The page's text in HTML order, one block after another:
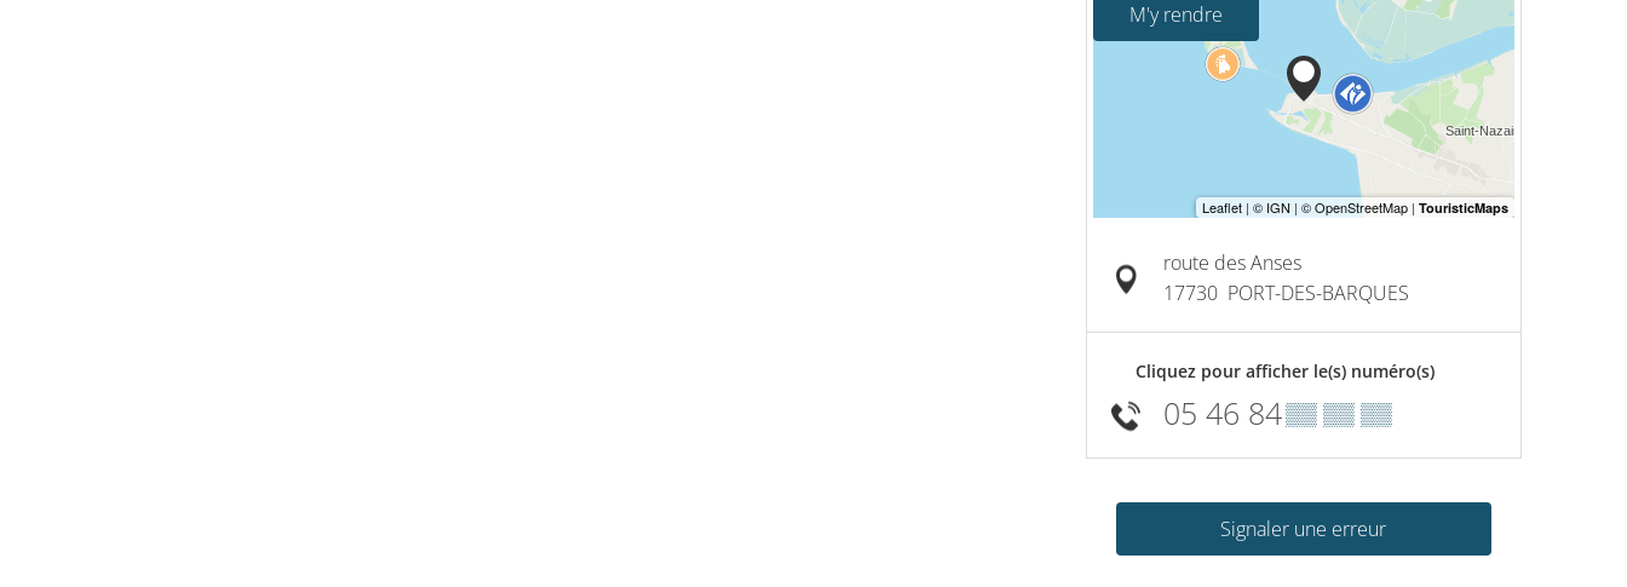
M'y rendre
route des Anses
17730 PORT-DES-BARQUES
Cliquez pour afficher le(s) numéro(s)
05 46 84▒▒ ▒▒ ▒▒
Signaler une erreur